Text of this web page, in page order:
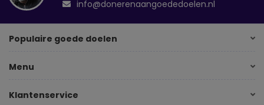
info@donerenaangoededoelen.nl
Populaire goede doelen
Menu
Klantenservice